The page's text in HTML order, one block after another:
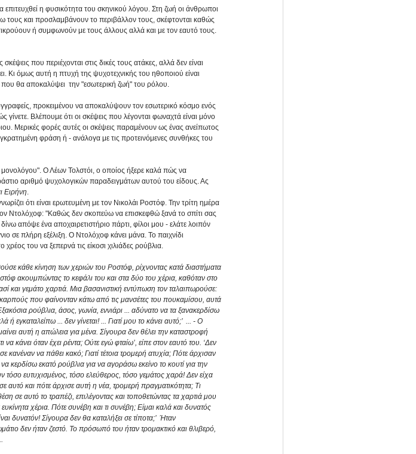
η φυσικότητα του σκηνικού λόγου. Στη ζωή οι άνθρωποι
τους και προσλαμβάνουν το περιβάλλον τους, σκέφτονται καθώς
ή συμφωνούν με τους άλλους αλλά και με τον εαυτό τους.
που περιέχονται στις δικές τους ατάκες, αλλά δεν είναι
Κι όμως αυτή η πτυχή της ψυχοτεχνικής του ηθοποιού είναι
που θα αποκαλύψει  την "εσωτερική ζωή" του ρόλου.
προκειμένου να αποκαλύψουν τον εσωτερικό κόσμο ενός
Βλέπουμε ότι οι σκέψεις που λέγονται φωναχτά είναι μόνο
Μερικές φορές αυτές οι σκέψεις παραμένουν ως ένας ανείπωτος
φράση ή - ανάλογα με τις προτεινόμενες συνθήκες του
Ο Λέων Τολστόι, ο οποίος ήξερε καλά πώς να
αριθμό ψυχολογικών παραδειγμάτων αυτού του είδους. Ας
Ειρήνη.
ότι είναι ερωτευμένη με τον Νικολάι Ροστόφ. Την τρίτη ημέρα
Ντολόχοφ: "Καθώς δεν σκοπεύω να επισκεφθώ ξανά το σπίτι σας
απόψε ένα αποχαιρετιστήριο πάρτι, φίλοι μου - ελάτε λοιπόν
σε πλήρη εξέλιξη. Ο Ντολόχοφ κάνει μάνα. Το παιχνίδι
του να ξεπερνά τις είκοσι χιλιάδες ρούβλια.
κάθε κίνηση των χεριών του Ροστόφ, ρίχνοντας κατά διαστήματα
ακουμπώντας το κεφάλι του και στα δύο του χέρια, καθόταν στο
και γεμάτο χαρτιά. Μια βασανιστική εντύπωση τον ταλαιπωρούσε:
που φαίνονταν κάτω από τις μανσέτες του πουκαμίσου, αυτά
ρούβλια, άσος, γωνία, εννιάρι ... αδύνατο να τα ξανακερδίσω
εγκαταλείπω ... δεν γίνεται! ... Γιατί μου το κάνει αυτό;’  ... - Ο
αυτή η απώλεια για μένα. Σίγουρα δεν θέλει την καταστροφή
κάνει όταν έχει ρέντα; Ούτε εγώ φταίω’, είπε στον εαυτό του. ‘Δεν
να πάθει κακό; Γιατί τέτοια τρομερή ατυχία; Πότε άρχισαν
κερδίσω εκατό ρούβλια για να αγοράσω εκείνο το κουτί για την
ευτυχισμένος, τόσο ελεύθερος, τόσο γεμάτος χαρά! Δεν είχα
αυτό και πότε άρχισε αυτή η νέα, τρομερή πραγματικότητα; Τι
σε αυτό το τραπέζι, επιλέγοντας και τοποθετώντας τα χαρτιά μου
χέρια. Πότε συνέβη και τι συνέβη; Είμαι καλά και δυνατός
δυνατόν! Σίγουρα δεν θα καταλήξει σε τίποτα;’  Ήταν
δεν ήταν ζεστό. Το πρόσωπό του ήταν τρομακτικό και θλιβερό,